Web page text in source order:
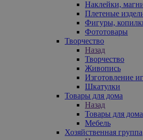
Наклейки,
Плетеные
Фигуры,
Фототовары
Творчество
Назад
Творчество
Живопись
Изготовление
Шкатулки
Товары для дома
Назад
Товары для дома
Мебель
Хозяйственная группа